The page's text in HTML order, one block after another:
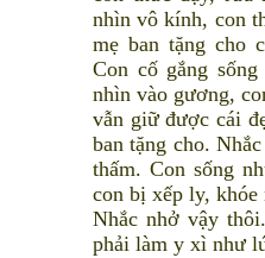
nhìn vô kính, con
mẹ ban tặng cho
Con cố gắng
nhìn vào gương,
vẫn giữ được cái
ban tặng cho.
thấm. Con sống
con bị xếp ly, khóe
Nhắc nhở vậy
phải làm y xì như